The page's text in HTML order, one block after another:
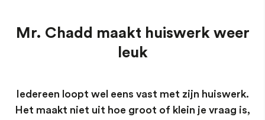
Mr. Chadd maakt huiswerk weer
leuk
Iedereen loopt wel eens vast met zijn huiswerk.
Het maakt niet uit hoe groot of klein je vraag is,